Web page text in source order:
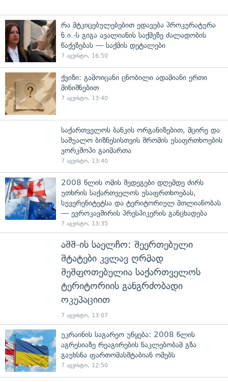
რა მტკიცებულებებით ედავება პროკურატურა
ნ.ი.-ს გიგა ავალიანის საქმეზე ძალადობის
წაქეზებას — საქმის დეტალები
7 აგვისტო, 16:50
ქვიზი: გამოიცანი ცნობილი ადამიანი ერთი
მინიშნებით
7 აგვისტო, 13:40
საქართველოს ბანკის ორგანიზებით, მცირე და
საშუალო ბიზნესისთვის შრომის უსაფრთხოების
ვორკშოპი გაიმართა
7 აგვისტო, 13:40
2008 წლის ომის შედეგები დღემდე ძირს
უთხრის საქართველოს უსაფრთხოებას,
სუვერენიტეტსა და ტერიტორიულ მთლიანობას
— ევროკავშირის პრესპიკერის განცხადება
7 აგვისტო, 13:35
აშშ-ის საელჩო: შეერთებული
შტატები კვლავ ღრმად
შეშფოთებულია საქართველოს
ტერიტორიის განგრძობადი
ოკუპაციით
7 აგვისტო, 13:07
უკრაინის საგარეო უწყება: 2008 წლის
აგრესიაზე რეაგირების ნაკლებობამ გზა
გაუხსნა ფართომასშტაბიან ომებს
7 აგვისტო, 12:50